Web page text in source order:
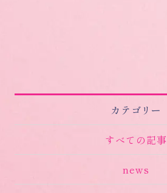
カテゴリー
すべての記事
news